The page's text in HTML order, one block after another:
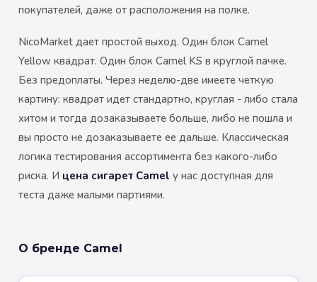
покупателей, даже от расположения на полке.
NicoMarket дает простой выход. Один блок Camel
Yellow квадрат. Один блок Camel KS в круглой пачке.
Без предоплаты. Через неделю-две имеете четкую
картину: квадрат идет стандартно, круглая - либо стала
хитом и тогда дозаказываете больше, либо не пошла и
вы просто не дозаказываете ее дальше. Классическая
логика тестирования ассортимента без какого-либо
риска. И цена сигарет Camel у нас доступная для
теста даже малыми партиями.
О бренде Camel